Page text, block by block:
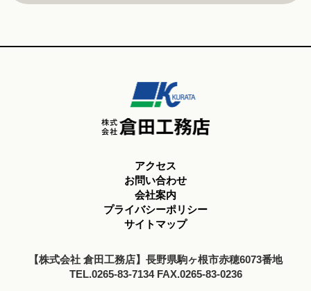
アクセス
お問い合わせ
会社案内
プライバシーポリシー
サイトマップ
【株式会社 倉田工務店】長野県駒ヶ根市赤穂6073番地
TEL.0265-83-7134 FAX.0265-83-0236